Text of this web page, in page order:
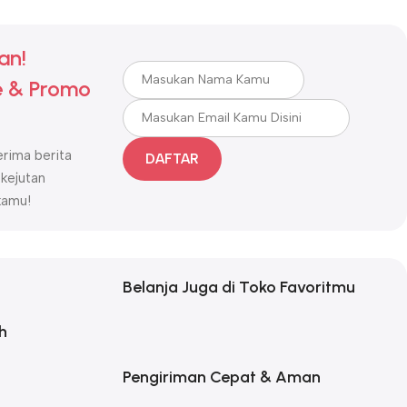
Promo
berita
DAFTAR
Belanja Juga di Toko Favoritmu
Pengiriman Cepat & Aman